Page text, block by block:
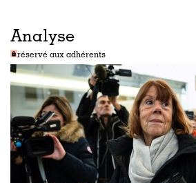
Analyse
réservé aux adhérents